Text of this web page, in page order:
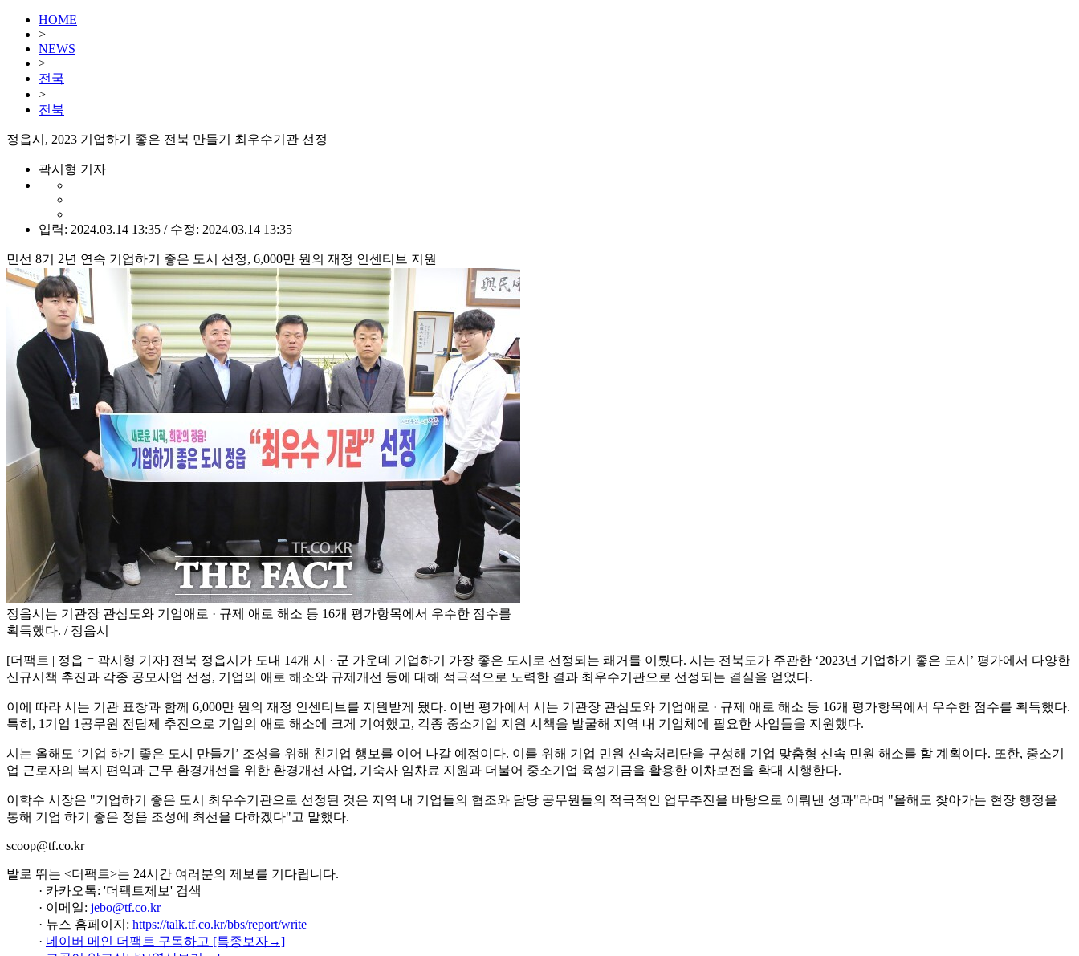
HOME
>
NEWS
>
전국
>
전북
정읍시, 2023 기업하기 좋은 전북 만들기 최우수기관 선정
곽시형 기자
입력: 2024.03.14 13:35 / 수정: 2024.03.14 13:35
민선 8기 2년 연속 기업하기 좋은 도시 선정, 6,000만 원의 재정 인센티브 지원
정읍시는 기관장 관심도와 기업애로 · 규제 애로 해소 등 16개 평가항목에서 우수한 점수를
획득했다. / 정읍시
[더팩트 | 정읍 = 곽시형 기자] 전북 정읍시가 도내 14개 시 · 군 가운데 기업하기 가장 좋은 도시로 선정되는 쾌거를 이뤘다. 시는 전북도가 주관한 ‘2023년 기업하기 좋은 도시’ 평가에서 다양한
신규시책 추진과 각종 공모사업 선정, 기업의 애로 해소와 규제개선 등에 대해 적극적으로 노력한 결과 최우수기관으로 선정되는 결실을 얻었다.
이에 따라 시는 기관 표창과 함께 6,000만 원의 재정 인센티브를 지원받게 됐다. 이번 평가에서 시는 기관장 관심도와 기업애로 · 규제 애로 해소 등 16개 평가항목에서 우수한 점수를 획득했다.
특히, 1기업 1공무원 전담제 추진으로 기업의 애로 해소에 크게 기여했고, 각종 중소기업 지원 시책을 발굴해 지역 내 기업체에 필요한 사업들을 지원했다.
시는 올해도 ‘기업 하기 좋은 도시 만들기’ 조성을 위해 친기업 행보를 이어 나갈 예정이다. 이를 위해 기업 민원 신속처리단을 구성해 기업 맞춤형 신속 민원 해소를 할 계획이다. 또한, 중소기
업 근로자의 복지 편익과 근무 환경개선을 위한 환경개선 사업, 기숙사 임차료 지원과 더불어 중소기업 육성기금을 활용한 이차보전을 확대 시행한다.
이학수 시장은 "기업하기 좋은 도시 최우수기관으로 선정된 것은 지역 내 기업들의 협조와 담당 공무원들의 적극적인 업무추진을 바탕으로 이뤄낸 성과"라며 "올해도 찾아가는 현장 행정을
통해 기업 하기 좋은 정읍 조성에 최선을 다하겠다"고 말했다.
scoop@tf.co.kr
발로 뛰는 <더팩트>는 24시간 여러분의 제보를 기다립니다.
· 카카오톡: '더팩트제보' 검색
· 이메일: jebo@tf.co.kr
· 뉴스 홈페이지: https://talk.tf.co.kr/bbs/report/write
· 네이버 메인 더팩트 구독하고 [특종보자→]